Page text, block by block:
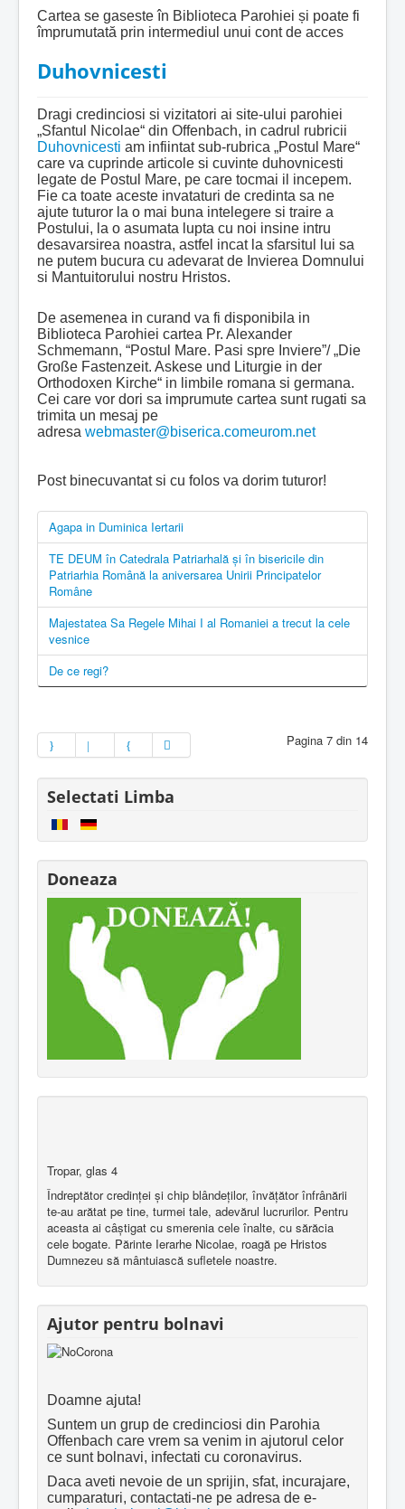
Cartea se gaseste în Biblioteca Parohiei și poate fi
împrumutată prin intermediul unui cont de acces
Duhovnicesti
Dragi credinciosi si vizitatori ai site-ului parohiei
„Sfantul Nicolae“ din Offenbach, in cadrul rubricii
Duhovnicesti am infiintat sub-rubrica „Postul Mare“
care va cuprinde articole si cuvinte duhovnicesti
legate de Postul Mare, pe care tocmai il incepem.
Fie ca toate aceste invataturi de credinta sa ne
ajute tuturor la o mai buna intelegere si traire a
Postului, la o asumata lupta cu noi insine intru
desavarsirea noastra, astfel incat la sfarsitul lui sa
ne putem bucura cu adevarat de Invierea Domnului
si Mantuitorului nostru Hristos.
De asemenea in curand va fi disponibila in
Biblioteca Parohiei cartea Pr. Alexander
Schmemann, “Postul Mare. Pasi spre Inviere”/ „Die
Große Fastenzeit. Askese und Liturgie in der
Orthodoxen Kirche“ in limbile romana si germana.
Cei care vor dori sa imprumute cartea sunt rugati sa
trimita un mesaj pe
adresa webmaster@biserica.comeurom.net
Post binecuvantat si cu folos va dorim tuturor!
Agapa in Duminica Iertarii
TE DEUM în Catedrala Patriarhală şi în bisericile din
Patriarhia Română la aniversarea Unirii Principatelor
Române
Majestatea Sa Regele Mihai I al Romaniei a trecut la cele
vesnice
De ce regi?
Pagina 7 din 14
Selectati Limba
Doneaza
Tropar, glas 4
Îndreptător credinţei şi chip blândeţilor, învăţător înfrânării
te-au arătat pe tine, turmei tale, adevărul lucrurilor. Pentru
aceasta ai câştigat cu smerenia cele înalte, cu sărăcia
cele bogate. Părinte Ierarhe Nicolae, roagă pe Hristos
Dumnezeu să mântuiască sufletele noastre.
Ajutor pentru bolnavi
Doamne ajuta!
Suntem un grup de credinciosi din Parohia
Offenbach care vrem sa venim in ajutorul celor
ce sunt bolnavi, infectati cu coronavirus.
Daca aveti nevoie de un sprijin, sfat, incurajare,
cumparaturi, contactati-ne pe adresa de e-